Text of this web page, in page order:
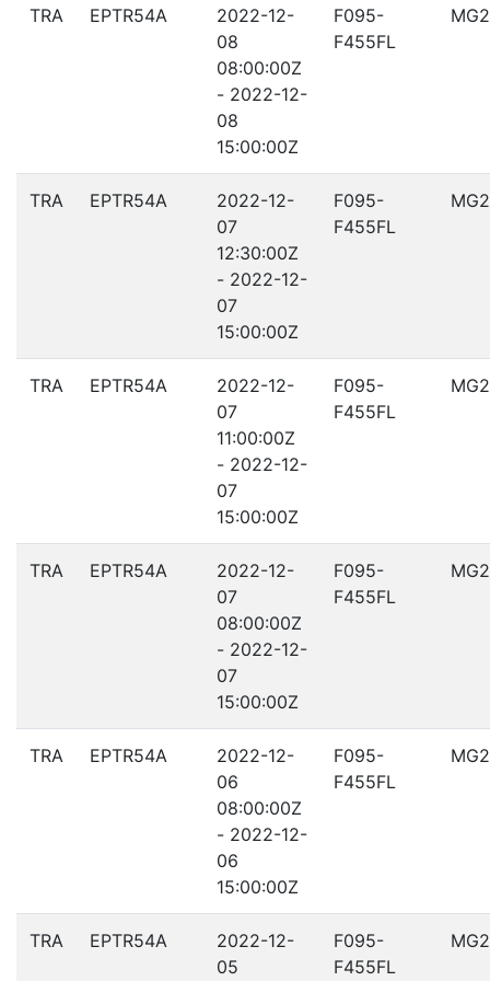
TRA EPTR54A
2022-12-
08
08:00:00Z
- 2022-12-
08
15:00:00Z
F095-
F455FL
TRA EPTR54A
2022-12-
07
12:30:00Z
- 2022-12-
07
15:00:00Z
F095-
F455FL
TRA EPTR54A
2022-12-
07
11:00:00Z
- 2022-12-
07
15:00:00Z
F095-
F455FL
TRA EPTR54A
2022-12-
07
08:00:00Z
- 2022-12-
07
15:00:00Z
F095-
F455FL
TRA EPTR54A
2022-12-
06
08:00:00Z
- 2022-12-
06
15:00:00Z
F095-
F455FL
TRA EPTR54A
2022-12-
05
F095-
F455FL